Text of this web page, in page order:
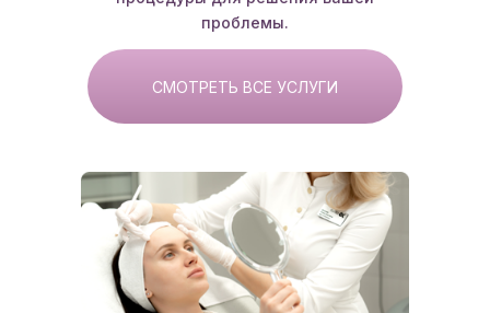
проблемы.
СМОТРЕТЬ ВСЕ УСЛУГИ